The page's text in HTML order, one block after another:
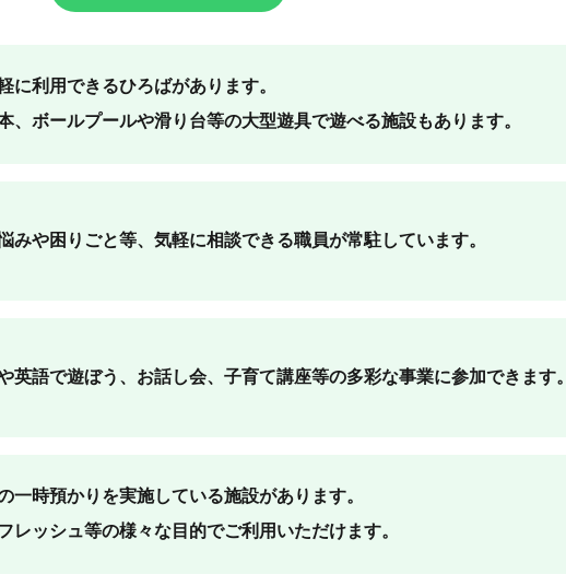
に利用できるひろばがあります。
、ボールプールや滑り台等の大型遊具で遊べる施設もあります。
みや困りごと等、気軽に相談できる職員が常駐しています。
英語で遊ぼう、お話し会、子育て講座等の多彩な事業に参加できます。
一時預かりを実施している施設があります。
レッシュ等の様々な目的でご利用いただけます。